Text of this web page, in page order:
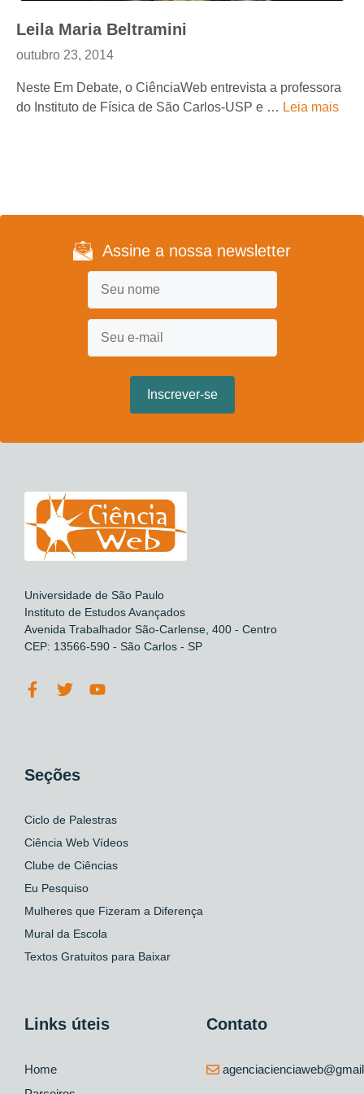
Leila Maria Beltramini
outubro 23, 2014
Neste Em Debate, o CiênciaWeb entrevista a professora
do Instituto de Física de São Carlos-USP e … Leia mais
Assine a nossa newsletter
Universidade de São Paulo
Instituto de Estudos Avançados
Avenida Trabalhador São-Carlense, 400 - Centro
CEP: 13566-590 - São Carlos - SP
Seções
Ciclo de Palestras
Ciência Web Vídeos
Clube de Ciências
Eu Pesquiso
Mulheres que Fizeram a Diferença
Mural da Escola
Textos Gratuitos para Baixar
Links úteis
Home
Contato